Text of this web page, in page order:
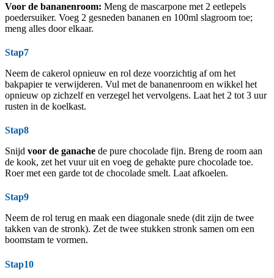
Voor de bananenroom: Meng de mascarpone met 2 eetlepels
poedersuiker. Voeg 2 gesneden bananen en 100ml slagroom toe;
meng alles door elkaar.
Stap7
Neem de cakerol opnieuw en rol deze voorzichtig af om het
bakpapier te verwijderen. Vul met de bananenroom en wikkel het
opnieuw op zichzelf en verzegel het vervolgens. Laat het 2 tot 3 uur
rusten in de koelkast.
Stap8
Snijd voor de ganache de pure chocolade fijn. Breng de room aan
de kook, zet het vuur uit en voeg de gehakte pure chocolade toe.
Roer met een garde tot de chocolade smelt. Laat afkoelen.
Stap9
Neem de rol terug en maak een diagonale snede (dit zijn de twee
takken van de stronk). Zet de twee stukken stronk samen om een
boomstam te vormen.
Stap10